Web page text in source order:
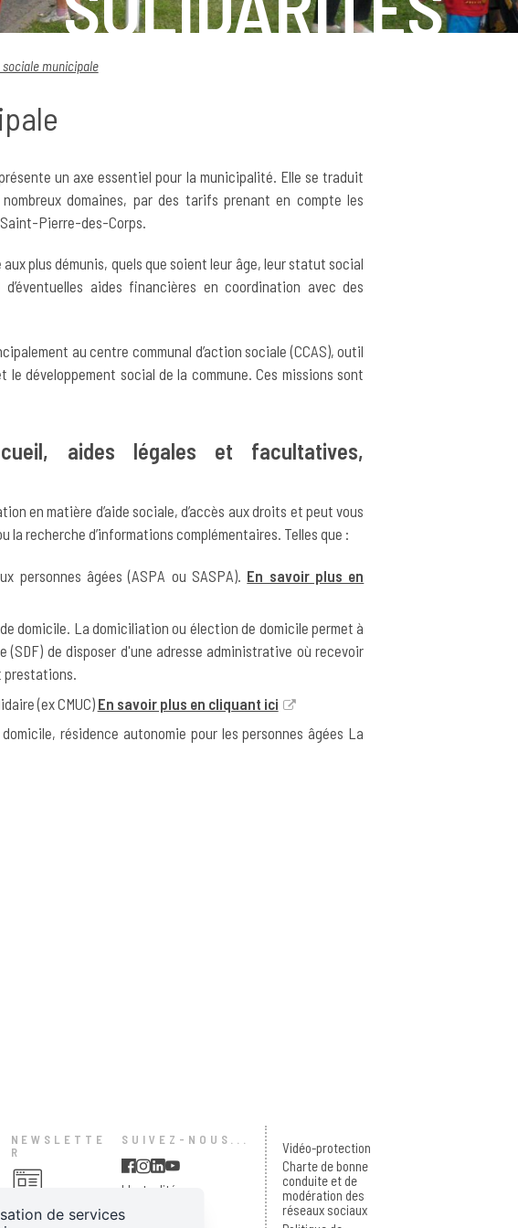
municipale
un axe essentiel pour la municipalité. Elle se traduit
domaines, par des tarifs prenant en compte les
Pierre-des-Corps.
plus démunis, quels que soient leur âge, leur statut social
aides financières en coordination avec des
au centre communal d’action sociale (CCAS), outil
développement social de la commune. Ces missions sont
aides légales et facultatives,
en matière d’aide sociale, d’accès aux droits et peut vous
recherche d’informations complémentaires. Telles que :
personnes âgées (ASPA ou SASPA). En savoir plus en
domicile. La domiciliation ou élection de domicile permet à
de disposer d'une adresse administrative où recevoir
prestations.
(ex CMUC) En savoir plus en cliquant ici
résidence autonomie pour les personnes âgées La
NEWSLETTE
R
notre newsletter
SUIVEZ-NOUS...
L'actualité
Vidéo-protection
Charte de bonne
conduite et de
modération des
réseaux sociaux
de services